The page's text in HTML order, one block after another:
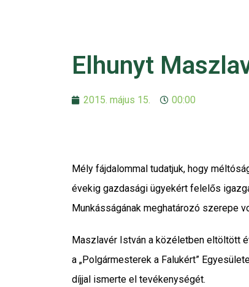
Elhunyt
2015. május 15. 00:00
Mély fájdalommal tudatjuk, hogy
évekig gazdasági ügyekért felelős
Munkásságának meghatározó szerepe
Maszlavér István a közéletben eltöltött
a „Polgármesterek a Falukért”
díjjal ismerte el tevékenységét.